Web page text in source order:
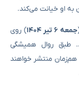
به او خیانت می‌کند.
جمعه ۶ تیر ۱۴۰۴
) روی
طبق روال همیشگی
منتشر خواهند